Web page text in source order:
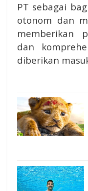
PT sebagai
otonom dan
memberikan
dan
diberikan